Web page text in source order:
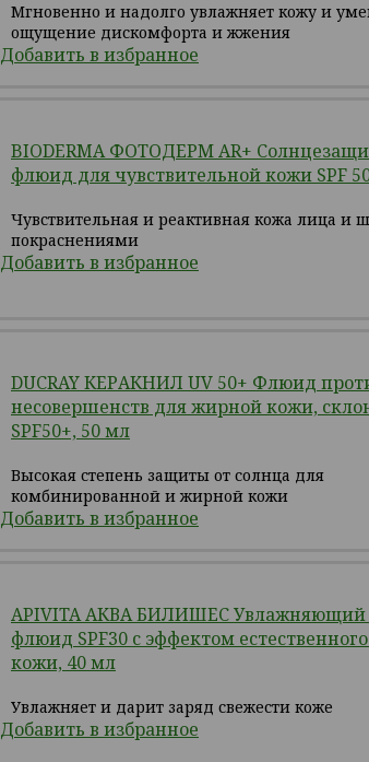
Мгновенно и надолго увлажняет кожу и
ощущение дискомфорта и жжения
Добавить в избранное
BIODERMA ФОТОДЕРМ AR+
флюид для чувствительной кожи SPF
Чувствительная и реактивная кожа лица и
покраснениями
Добавить в избранное
DUCRAY КЕРАКНИЛ UV 50+ Флюид
несовершенств для жирной кожи,
SPF50+, 50 мл
Высокая степень защиты от солнца для
комбинированной и жирной кожи
Добавить в избранное
APIVITA АКВА БИЛИШЕС Увлажняющий
флюид SPF30 с эффектом
кожи, 40 мл
Увлажняет и дарит заряд свежести коже
Добавить в избранное